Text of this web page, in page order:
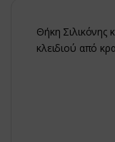
Θήκη Σιλικόνης
κλειδιού από